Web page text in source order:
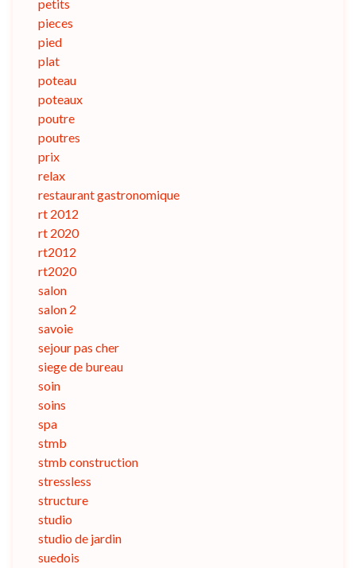
petits
pieces
pied
plat
poteau
poteaux
poutre
poutres
prix
relax
restaurant gastronomique
rt 2012
rt 2020
rt2012
rt2020
salon
salon 2
savoie
sejour pas cher
siege de bureau
soin
soins
spa
stmb
stmb construction
stressless
structure
studio
studio de jardin
suedois